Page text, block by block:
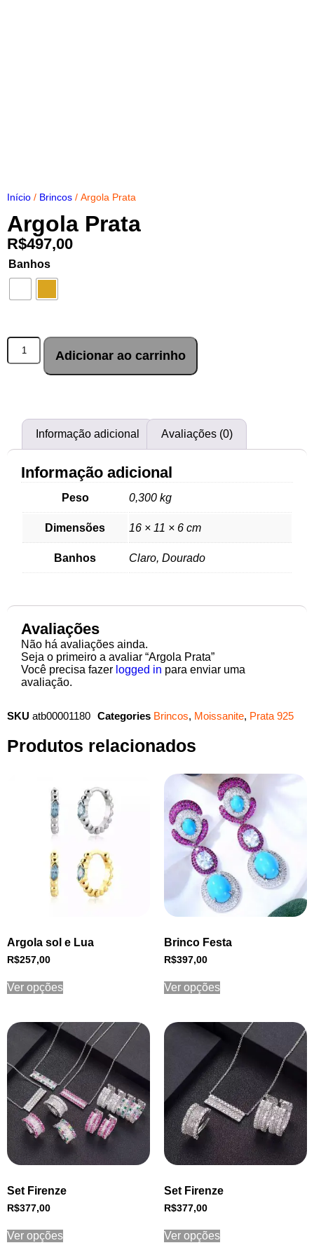
Início / Brincos / Argola Prata
Argola Prata
R$497,00
Banhos
Adicionar ao carrinho
Informação adicional Avaliações (0)
Informação adicional
Peso 0,300 kg
Dimensões 16 × 11 × 6 cm
Banhos Claro, Dourado
Avaliações
Não há avaliações ainda.
Seja o primeiro a avaliar “Argola Prata”
Você precisa fazer logged in para enviar uma
avaliação.
SKU atb00001180 Categories Brincos, Moissanite, Prata 925
Produtos relacionados
Argola sol e Lua
R$257,00
Ver opções
Brinco Festa
R$397,00
Ver opções
Set Firenze
R$377,00
Ver opções
Set Firenze
R$377,00
Ver opções